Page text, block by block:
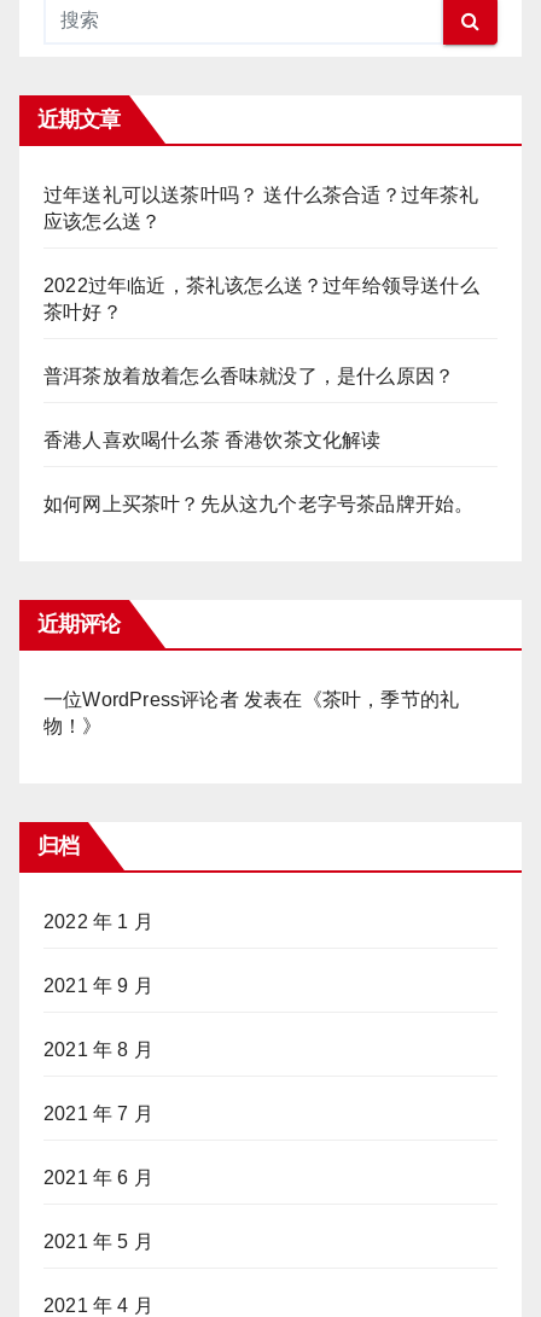
近期文章
过年送礼可以送茶叶吗？ 送什么茶合适？过年茶礼
应该怎么送？
2022过年临近，茶礼该怎么送？过年给领导送什么
茶叶好？
普洱茶放着放着怎么香味就没了，是什么原因？
香港人喜欢喝什么茶 香港饮茶文化解读
如何网上买茶叶？先从这九个老字号茶品牌开始。
近期评论
一位WordPress评论者发表在《茶叶，季节的礼
物！ 》
归档
2022 年 1 月
2021 年 9 月
2021 年 8 月
2021 年 7 月
2021 年 6 月
2021 年 5 月
2021 年 4 月